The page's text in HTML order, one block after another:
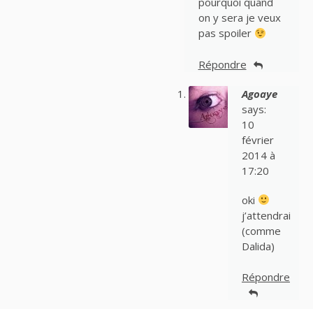
on y sera je veux
pas spoiler
Répondre
Agoaye
says:
10
février
2014 à
17:20
oki
j’attendrai
(comme
Dalida)
Répondre